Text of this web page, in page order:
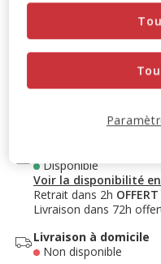
Options de livraison
Disponible
Voir la disponibilité
Retrait dans 2h OFFERT
Livraison dans 72h
Livraison à domicile
Non disponible